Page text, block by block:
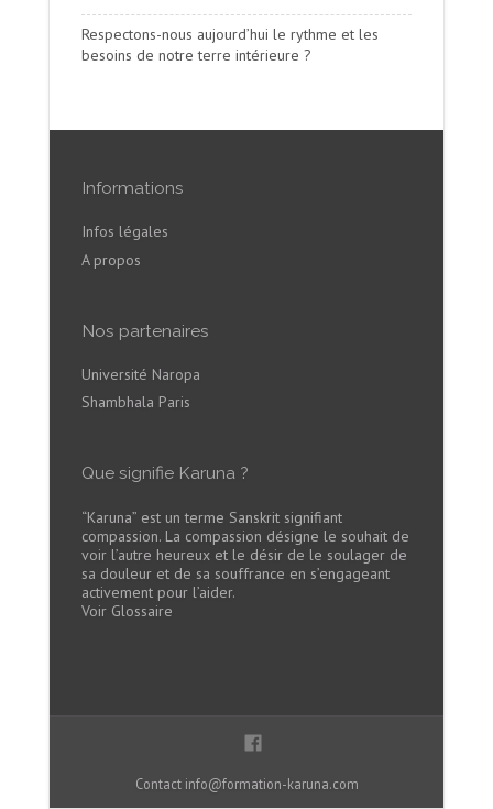
Respectons-nous aujourd’hui le rythme et les
besoins de notre terre intérieure ?
Informations
Infos légales
A propos
Nos partenaires
Université Naropa
Shambhala Paris
Que signifie Karuna ?
“Karuna” est un terme Sanskrit signifiant
compassion. La compassion désigne le souhait de
voir l’autre heureux et le désir de le soulager de
sa douleur et de sa souffrance en s’engageant
activement pour l’aider.
Voir Glossaire
Contact info@formation-karuna.com